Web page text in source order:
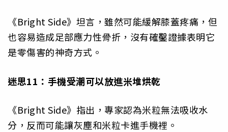
《Bright Side》坦言，雖然可能緩解膝蓋疼痛，但
也容易造成足部應力性骨折，沒有確鑿證據表明它
是零傷害的神奇方式。
迷思11：手機受潮可以放進米堆烘乾
《Bright Side》指出，專家認為米粒無法吸收水
分，反而可能讓灰塵和米粒卡進手機裡。